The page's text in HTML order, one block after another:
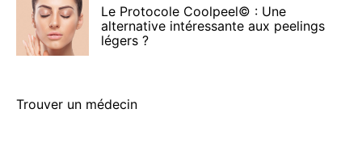
Le Protocole Coolpeel© : Une
alternative intéressante aux peelings
légers ?
Trouver un médecin